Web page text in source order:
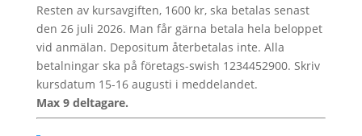
Resten av kursavgiften, 1600 kr, ska betalas senast
den 26 juli 2026. Man får gärna betala hela beloppet
vid anmälan. Depositum återbetalas inte. Alla
betalningar ska på företags-swish 1234452900. Skriv
kursdatum 15-16 augusti i meddelandet.
Max 9 deltagare.